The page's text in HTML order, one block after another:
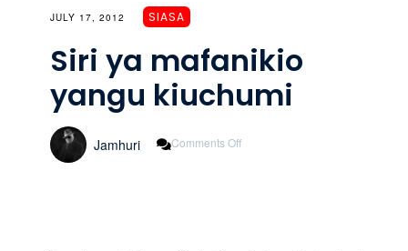
JULY 17, 2012 SIASA
Siri ya mafanikio
yangu kiuchumi
Jamhuri Comments Off